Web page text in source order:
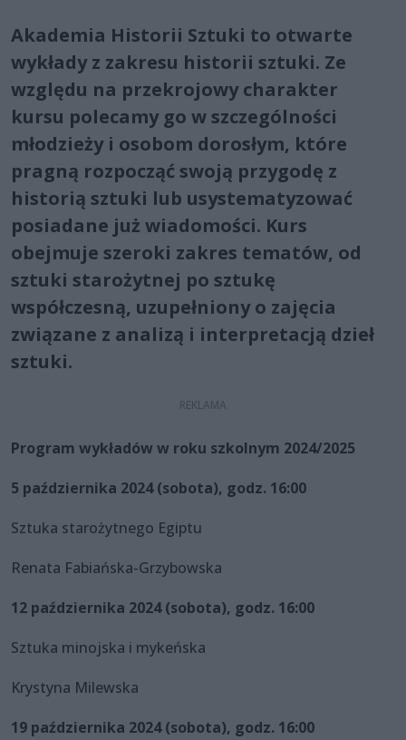
Akademia Historii Sztuki to otwarte
wykłady z zakresu historii sztuki. Ze
względu na przekrojowy charakter
kursu polecamy go w szczególności
młodzieży i osobom dorosłym, które
pragną rozpocząć swoją przygodę z
historią sztuki lub usystematyzować
posiadane już wiadomości. Kurs
obejmuje szeroki zakres tematów, od
sztuki starożytnej po sztukę
współczesną, uzupełniony o zajęcia
związane z analizą i interpretacją dzieł
sztuki.
Program wykładów w roku szkolnym 2024/2025
5 października 2024 (sobota), godz. 16:00
Sztuka starożytnego Egiptu
Renata Fabiańska-Grzybowska
12 października 2024 (sobota), godz. 16:00
Sztuka minojska i mykeńska
Krystyna Milewska
19 października 2024 (sobota), godz. 16:00